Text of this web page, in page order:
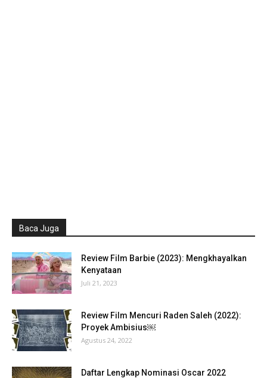
Baca Juga
Review Film Barbie (2023): Mengkhayalkan
Kenyataan
Juli 21, 2023
Review Film Mencuri Raden Saleh (2022):
Proyek Ambisius￼
Agustus 24, 2022
Daftar Lengkap Nominasi Oscar 2022